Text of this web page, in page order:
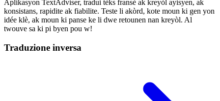
Aplikasyon TextAdviser, tradui tèks fransè ak kreyòl ayisyen, ak
konsistans, rapidite ak fiabilite. Teste li akòrd, kote moun ki gen yon
idée klè, ak moun ki panse ke li dwe retounen nan kreyòl. Al
twouve sa ki pi byen pou w!
Traduzione inversa